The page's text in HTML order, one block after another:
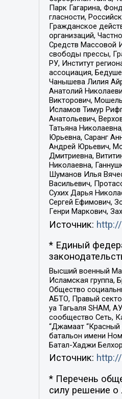
Парк Гагарина,
гласности,
Гражданское
организаций,
Средств Массовой
свободы прессы,
РУ, Институт
ассоциация,
Чанышева Лилия
Анатолий
Викторович,
Исламов Тимур
Анатольевич,
Татьяна
Юрьевна, Саранг
Андрей Юрьевич,
Дмитриевна,
Николаевна,
Шуманов Илья
Васильевич,
Сухих Дарья
Сергей Ефимович,
Генри Маркович,
Источник:
* Единый
Высший военный
Исламская группа,
Общество
АБТО, Правый
уа Тагьаля SHAM,
сообщество Сеть,
“Джамаат “Красный
батальон имени
Батал-Хаджи
Источник:
* Перечень
силу решение о